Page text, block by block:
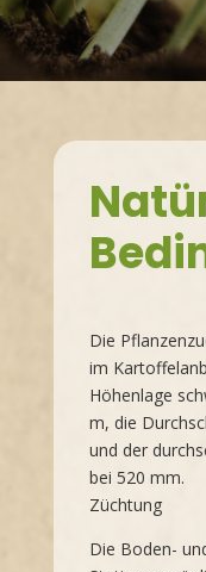
Die
im
Höhenlage
m, die
und der
bei 520 mm.
Züchtung
Die Boden-